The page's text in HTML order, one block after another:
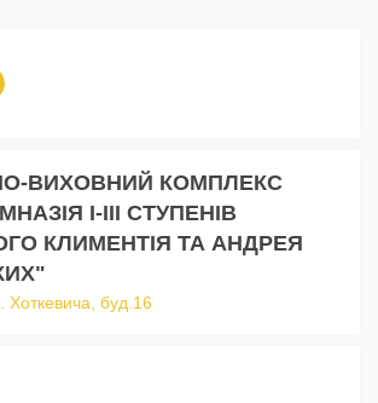
ВИХОВНИЙ КОМПЛЕКС
І-ІІІ СТУПЕНІВ
КЛИМЕНТІЯ ТА АНДРЕЯ
Хоткевича, буд.16